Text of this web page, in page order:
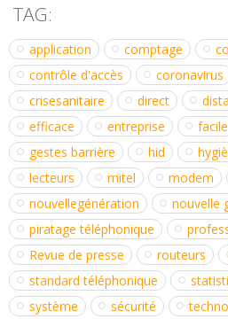
TAG:
application comptage
contrôle d'accès
coronavirus
crisesanitaire
direct
efficace
entreprise facile
gestes barrière
hid
lecteurs
mitel modem
nouvellegénération
nouvelle
piratage téléphonique
Revue de presse
routeurs
standard téléphonique
système
sécurité